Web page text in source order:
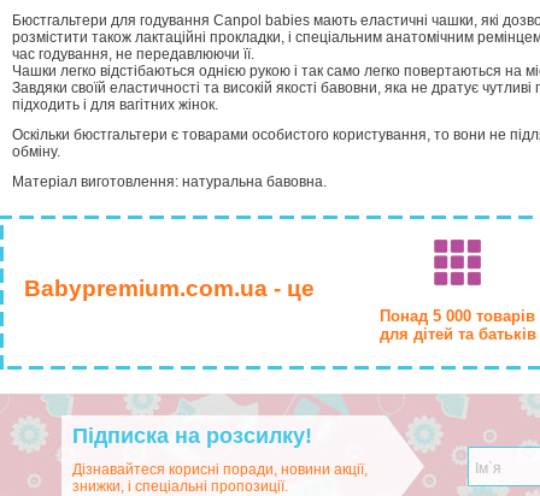
Бюстгальтери для годування Canpol babies мають еластичні чашки, які
розмістити також лактаційні прокладки, і спеціальним анатомічним
час годування, не передавлюючи її.
Чашки легко відстібаються однією рукою і так само легко повертаються на
Завдяки своїй еластичності та високій якості бавовни, яка не дратує
підходить і для вагітних жінок.
Оскільки бюстгальтери є товарами особистого користування, то вони не
обміну.
Матеріал виготовлення: натуральна бавовна.
Babypremium.com.ua - це
Понад 5 000 товарів
для дітей та батьків
Підписка на розсилку!
Дізнавайтеся корисні поради, новини акції,
знижки, і спеціальні пропозиції.